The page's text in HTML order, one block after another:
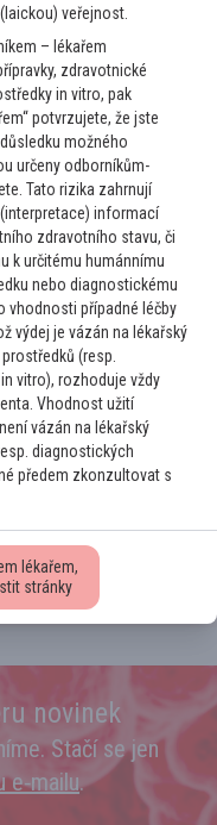
Při vstupní
10^9/L(4-10),
granulocyty abs.:
h(2-37); dále
Číst více
a nově
s význ.
zjištěným B-
přešla z jiné
pro vyšší DD.
novinek
Stačí se jen
e‑mailu.
veřejnost.
– lékařem
zdravotnické
in vitro, pak
potvrzujete, že jste
možného
určeny odborníkům-
Tato rizika zahrnují
informací
zdravotního stavu, či
k určitému humánnímu
nebo diagnostickému
vhodnosti případné léčby
výdej je vázán na lékařský
(resp.
vitro), rozhoduje vždy
Vhodnost užití
vázán na lékařský
diagnostických
předem zkonzultovat s
lékařem,
stránky